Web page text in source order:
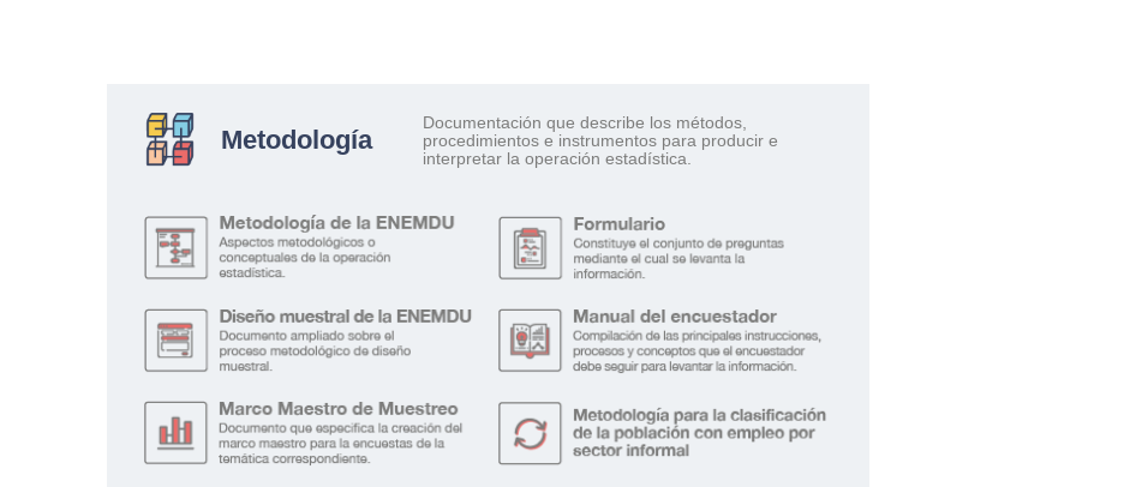
Metodología
Documentación que describe los métodos,
procedimientos e instrumentos para producir e
interpretar la operación estadística.